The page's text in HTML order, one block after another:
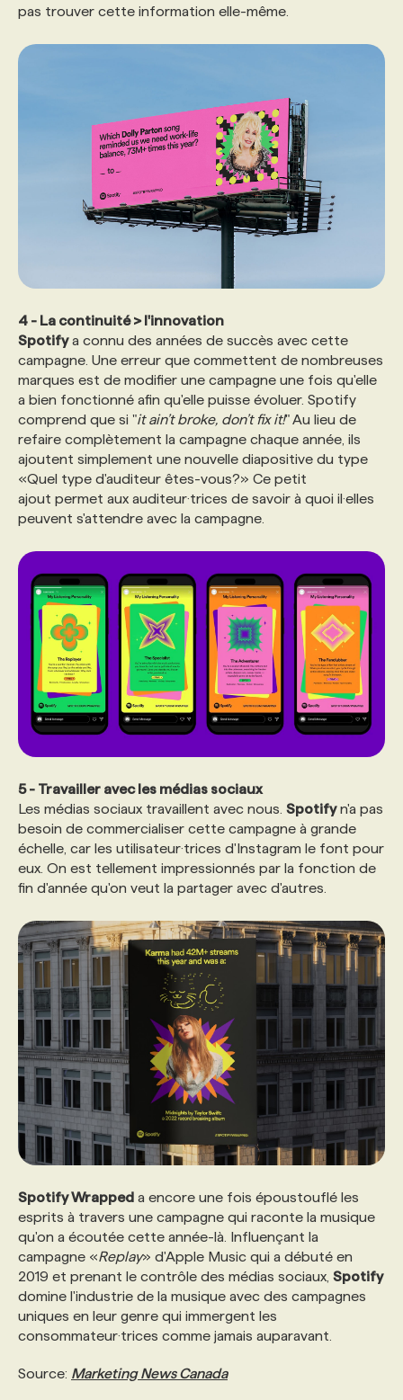
pas trouver cette information elle-même.
4 - La continuité > l'innovation
Spotifya connu des années de succès avec cette
campagne. Une erreur que commettent de nombreuses
marques est de modifier une campagne une fois qu'elle
a bien fonctionné afin qu'elle puisse évoluer. Spotify
comprend que si "it ain’t broke, don’t fix it!" Au lieu de
refaire complètement la campagne chaque année, ils
ajoutent simplement une nouvelle diapositive du type
«Quel type d'auditeur êtes-vous?» Ce petit
ajout permet aux auditeur·trices de savoir à quoi il·elles
peuvent s'attendre avec la campagne.
5 - Travailler avec les médias sociaux
Les médias sociaux travaillent avec nous. Spotifyn'a pas
besoin de commercialiser cette campagne à grande
échelle, car les utilisateur·trices d'Instagram le font pour
eux. On est tellement impressionnés par la fonction de
fin d'année qu'on veut la partager avec d'autres.
Spotify Wrapped a encore une fois époustouflé les
esprits à travers une campagne qui raconte la musique
qu'on a écoutée cette année-là. Influençant la
campagne «Replay» d'Apple Music qui a débuté en
2019 et prenant le contrôle des médias sociaux, Spotify
domine l'industrie de la musique avec des campagnes
uniques en leur genre qui immergent les
consommateur·trices comme jamais auparavant.
Source: Marketing News Canada